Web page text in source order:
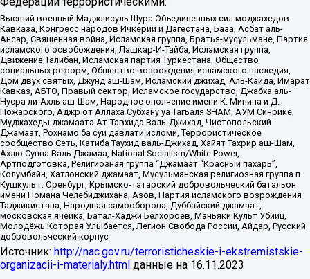
Высший военный Маджлисуль Шура Объединенных сил моджахедов
Кавказа, Конгресс народов Ичкерии и Дагестана, База, Асбат аль-
Ансар, Священная война, Исламская группа, Братья-мусульмане, Партия
исламского освобождения, Лашкар-И-Тайба, Исламская группа,
Движение Талибан, Исламская партия Туркестана, Общество
социальных реформ, Общество возрождения исламского наследия,
Дом двух святых, Джунд аш-Шам, Исламский джихад, Аль-Каида, Имарат
Кавказ, АБТО, Правый сектор, Исламское государство, Джабха аль-
Нусра ли-Ахль аш-Шам, Народное ополчение имени К. Минина и Д.
Пожарского, Аджр от Аллаха Субхану уа Тагьаля SHAM, АУМ Синрике,
Муджахеды джамаата Ат-Тавхида Валь-Джихад, Чистопольский
Джамаат, Рохнамо ба суи давлати исломи, Террористическое
сообщество Сеть, Катиба Таухид валь-Джихад, Хайят Тахрир аш-Шам,
Ахлю Сунна Валь Джамаа, National Socialism/White Power,
Артподготовка, Религиозная группа “Джамаат “Красный пахарь”,
Колумбайн, Хатлонский джамаат, Мусульманская религиозная группа п.
Кушкуль г. Оренбург, Крымско-татарский добровольческий батальон
имени Номана Челебиджихана, Азов, Партия исламского возрождения
Таджикистана, Народная самооборона, Дуббайский джамаат,
московская ячейка, Батал-Хаджи Белхороев, Маньяки Культ Убийц,
Молодёжь Которая Улыбается, Легион Свобода России, Айдар, Русский
добровольческий корпус
Источник: http://nac.gov.ru/terroristicheskie-i-ekstremistskie-
organizacii-i-materialy.html данные на 16.11.2023